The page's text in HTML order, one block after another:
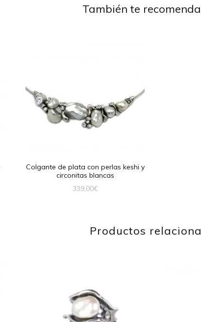
También te
Colgante de plata con perlas keshi y
circonitas blancas
339,00€
Productos